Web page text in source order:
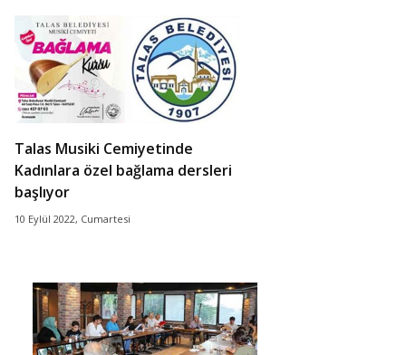
Talas Musiki Cemiyetinde
Kadınlara özel bağlama dersleri
başlıyor
10 Eylül 2022, Cumartesi